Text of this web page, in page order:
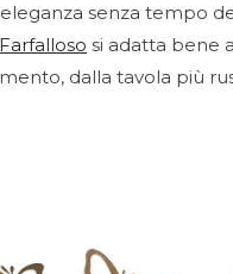
senza tempo
si adatta bene
dalla tavola più